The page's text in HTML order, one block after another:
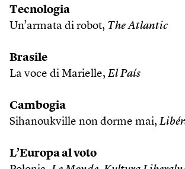
Tecnologia
Un’armata di robot, The Atlantic
Brasile
La voce di Marielle, El País
Cambogia
Sihanoukville non dorme mai,
L’Europa al voto